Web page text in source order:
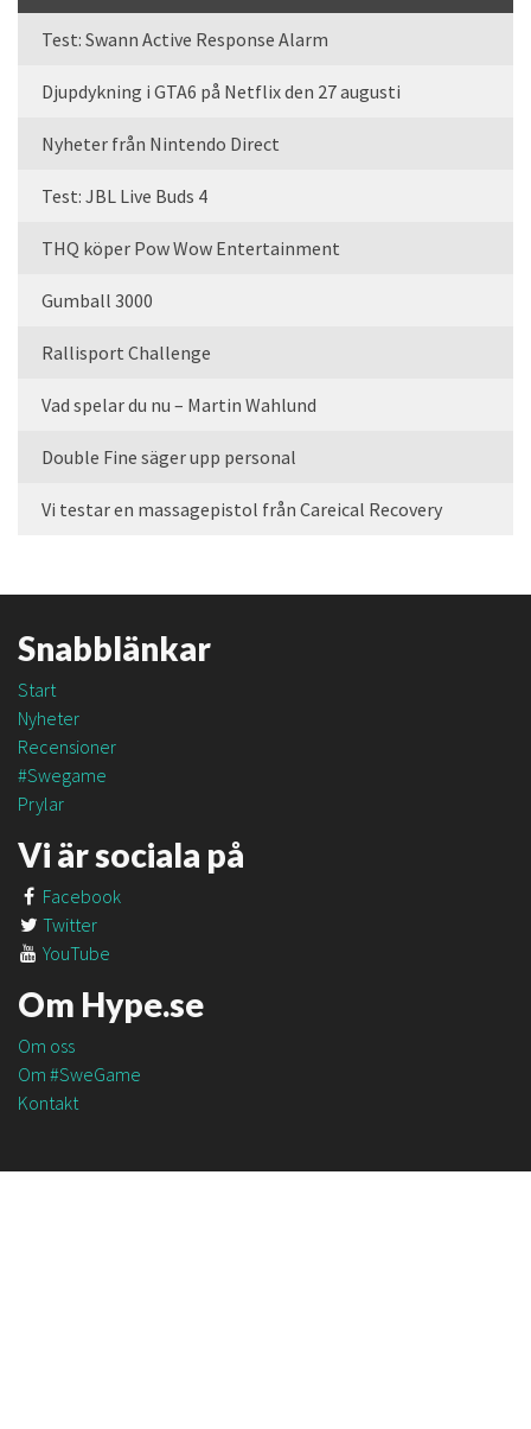
Test: Swann Active Response Alarm
Djupdykning i GTA6 på Netflix den 27 augusti
Nyheter från Nintendo Direct
Test: JBL Live Buds 4
THQ köper Pow Wow Entertainment
Gumball 3000
Rallisport Challenge
Vad spelar du nu – Martin Wahlund
Double Fine säger upp personal
Vi testar en massagepistol från Careical Recovery
Snabblänkar
Start
Nyheter
Recensioner
#Swegame
Prylar
Vi är sociala på
Facebook
Twitter
YouTube
Om Hype.se
Om oss
Om #SweGame
Kontakt